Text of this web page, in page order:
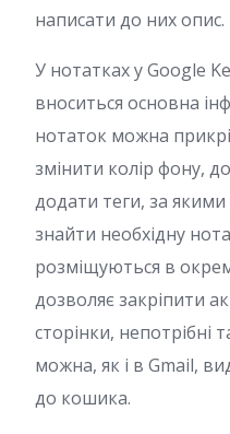
написати до них опис.
У нотатках у Google
вноситься основна
нотаток можна
змінити колір фону,
додати теги, за
знайти необхідну
розміщуються в
дозволяє закріпити
сторінки, непотрібні
можна, як і в Gmail,
до кошика.